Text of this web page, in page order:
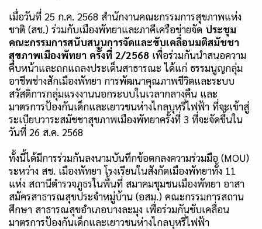
เมื่อวันที่ 25 ก.ค. 2568 สำนักงานคณะกรรมการสุขภาพแห่ง
ชาติ (สช.) ร่วมกับเมืองพัทยาและภาคีเครือข่ายจัด ประชุม
คณะกรรมการสนับสนุนการจัดและขับเคลื่อนมติสมัชชา
สุขภาพเมืองพัทยา ครั้งที่ 2/2568 เพื่อร่วมกันนำสนอความ
คืบหน้าและถกแถลงประเด็นสาธารณะ ได้แก่ ธรรมนูญกลุ่ม
อาชีพช่างสักเมืองพัทยา การพัฒนาคุณภาพชีวิตและระบบ
สวัสดิการกลุ่มแรงงานนอกระบบในเวลากลางคืน และ
มาตรการป้องกันเด็กและเยาวชนห่างไกลบุหรี่ไฟฟ้า ที่จะเข้าสู่
ระเบียบวาระสมัชชาสุขภาพเมืองพัทยาครั้งที่ 3 ที่จะจัดขึ้นใน
วันที่ 26 ส.ค. 2568
ทั้งนี้ได้มีการร่วมกันลงนามบันทึกข้อตกลงความร่วมมือ (MOU)
ระหว่าง สช. เมืองพัทยา โรงเรียนในสังกัดเมืองพัทยาทั้ง 11
แห่ง สถานีตำรวจภูธรในพื้นที่ สมาคมชุมชนเมืองพัทยา อาสา
สมัครสาธารณสุขประจำหมู่บ้าน (อสม.) คณะกรรมการสถาน
ศึกษา สาธารณสุขอำเภอบางละมุง เพื่อร่วมกันชับเคลื่อน
มาตรการป้องกันเด็กและเยาวชนห่างไกลบุหรี่ไฟฟ้า